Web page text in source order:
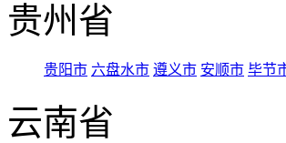
贵州省
贵阳市 六盘水市 遵义市 安顺市 毕节
云南省